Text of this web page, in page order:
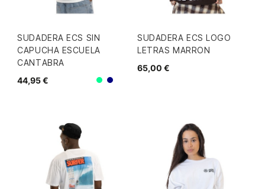
SUDADERA ECS SIN
CAPUCHA ESCUELA
CANTABRA
44,95 €
MintNavy
SUDADERA ECS LOGO
LETRAS MARRON
65,00 €